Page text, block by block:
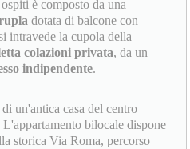
è composto da una
dotata di balcone con
intravede la cupola della
colazioni privata, da un
indipendente.
un'antica casa del centro
bilocale dispone
storica Via Roma, percorso